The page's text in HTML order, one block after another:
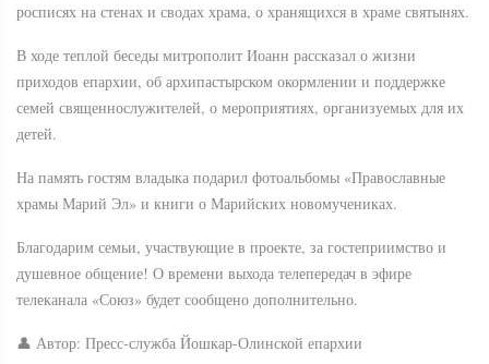
росписях на стенах и сводах храма, о хранящихся в храме святынях.
В ходе теплой беседы митрополит Иоанн рассказал о жизни
приходов епархии, об архипастырском окормлении и поддержке
семей священнослужителей, о мероприятиях, организуемых для их
детей.
На память гостям владыка подарил фотоальбомы «Православные
храмы Марий Эл» и книги о Марийских новомучениках.
Благодарим семьи, участвующие в проекте, за гостеприимство и
душевное общение! О времени выхода телепередач в эфире
телеканала «Союз» будет сообщено дополнительно.
👤 Автор: Пресс-служба Йошкар-Олинской епархии